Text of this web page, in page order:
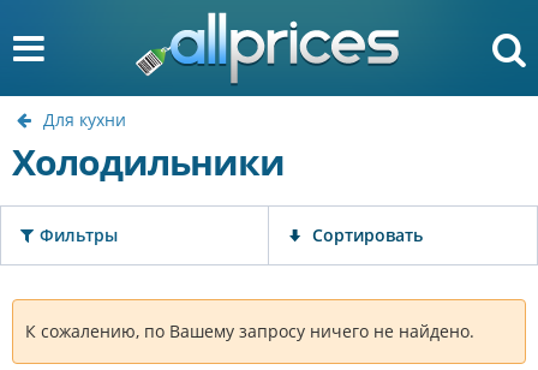
Для кухни
Холодильники
Фильтры Сортировать
К сожалению, по Вашему запросу ничего не найдено.